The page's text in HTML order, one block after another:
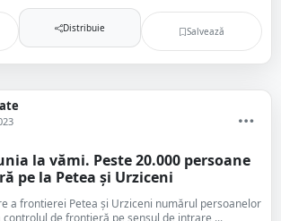
Distribuie Salvează
la vămi. Peste 20.000 persoane
pe la Petea și Urziceni
a frontierei Petea și Urziceni numărul persoanelor
de frontieră pe sensul de intrare ...